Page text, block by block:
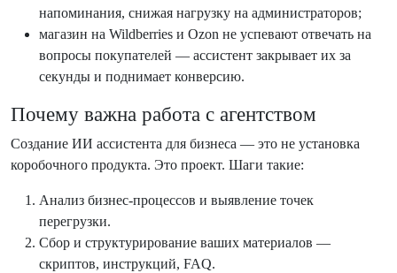
напоминания, снижая нагрузку на администраторов;
магазин на Wildberries и Ozon не успевают отвечать на
вопросы покупателей — ассистент закрывает их за
секунды и поднимает конверсию.
Почему важна работа с агентством
Создание ИИ ассистента для бизнеса — это не установка
коробочного продукта. Это проект. Шаги такие:
Анализ бизнес-процессов и выявление точек
перегрузки.
Сбор и структурирование ваших материалов —
скриптов, инструкций, FAQ.